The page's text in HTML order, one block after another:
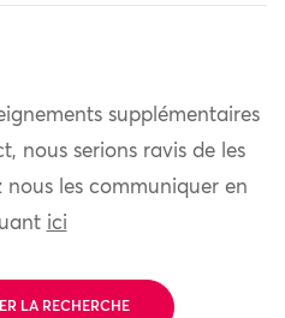
supplémentaires
nous serions ravis de les
les communiquer en
ici
LA RECHERCHE